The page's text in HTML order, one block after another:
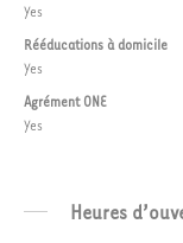
Yes
Rééducations à domicile
Yes
Agrément ONE
Yes
Heures